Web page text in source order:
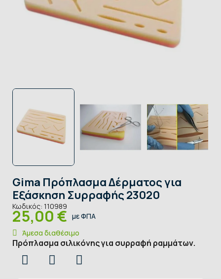
Gima Πρόπλασμα Δέρματος για
Εξάσκηση Συρραφής 23020
Κωδικός: 110989
25,00 € με ΦΠΑ
Άμεσα διαθέσιμο
Πρόπλασμα σιλικόνης για συρραφή ραμμάτων.